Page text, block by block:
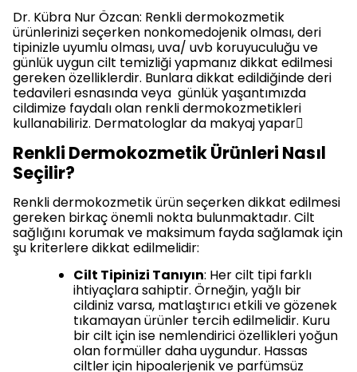
Dr. Kübra Nur Özcan: Renkli dermokozmetik
ürünlerinizi seçerken nonkomedojenik olması, deri
tipinizle uyumlu olması, uva/ uvb koruyuculuğu ve
günlük uygun cilt temizliği yapmanız dikkat edilmesi
gereken özelliklerdir. Bunlara dikkat edildiğinde deri
tedavileri esnasında veya günlük yaşantımızda
cildimize faydalı olan renkli dermokozmetikleri
kullanabiliriz. Dermatologlar da makyaj yapar
Renkli Dermokozmetik Ürünleri Nasıl
Seçilir?
Renkli dermokozmetik ürün seçerken dikkat edilmesi
gereken birkaç önemli nokta bulunmaktadır. Cilt
sağlığını korumak ve maksimum fayda sağlamak için
şu kriterlere dikkat edilmelidir:
Cilt Tipinizi Tanıyın: Her cilt tipi farklı
ihtiyaçlara sahiptir. Örneğin, yağlı bir
cildiniz varsa, matlaştırıcı etkili ve gözenek
tıkamayan ürünler tercih edilmelidir. Kuru
bir cilt için ise nemlendirici özellikleri yoğun
olan formüller daha uygundur. Hassas
ciltler için hipoalerjenik ve parfümsüz